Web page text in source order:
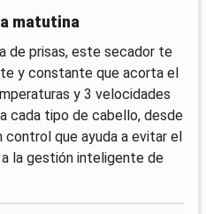
matutina
de prisas, este secador te
y constante que acorta el
y 3 velocidades
cada tipo de cabello, desde
control que ayuda a evitar el
la gestión inteligente de